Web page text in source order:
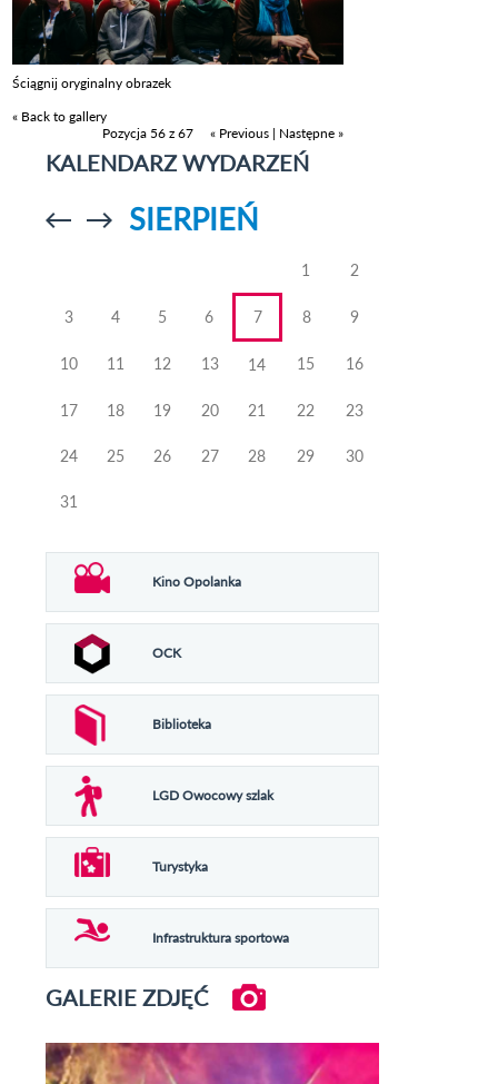
Ściągnij oryginalny obrazek
« Back to gallery
Pozycja 56 z 67
« Previous | Następne »
KALENDARZ WYDARZEŃ
Przejdź doPrzejdź do
SIERPIEŃ
1 2
3 4 5 6 7 8 9
10 11 12 13 14 15 16
17 18 19 20 21 22 23
24 25 26 27 28 29 30
31
Kino Opolanka
OCK
Biblioteka
LGD Owocowy szlak
Turystyka
Infrastruktura sportowa
GALERIE ZDJĘĆ